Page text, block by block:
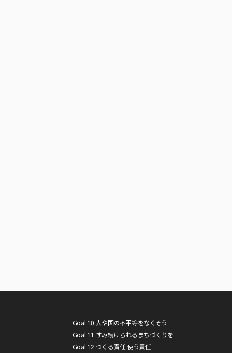
Goal 10 人や国の不平等をなくそう
Goal 11 すみ続けられるまちづくりを
Goal 12 つくる責任 使う責任